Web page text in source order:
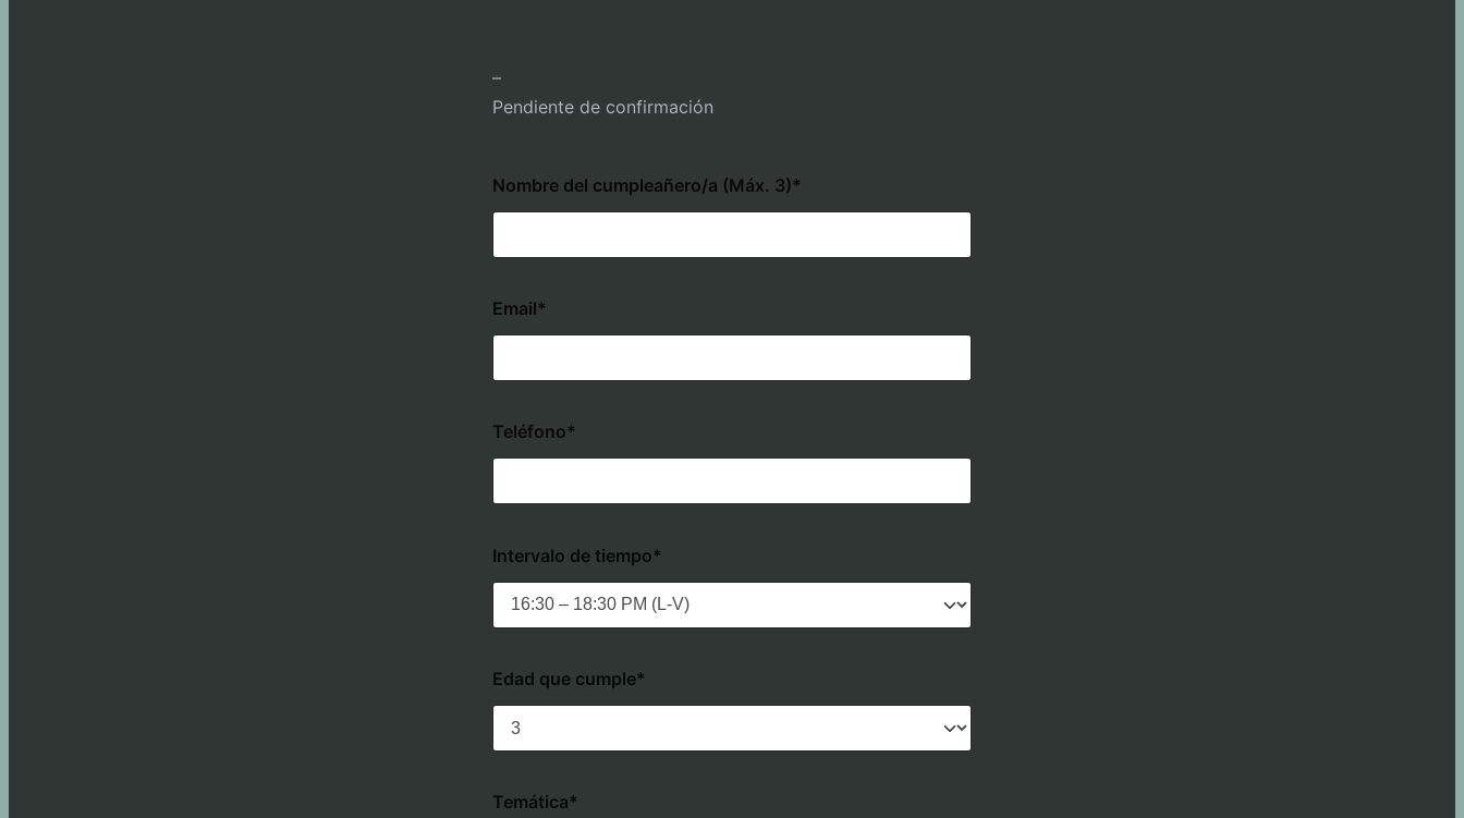
–
Pendiente de confirmación
Nombre del cumpleañero/a (Máx. 3)*
Email*
Teléfono*
Intervalo de tiempo*
Edad que cumple*
Temática*